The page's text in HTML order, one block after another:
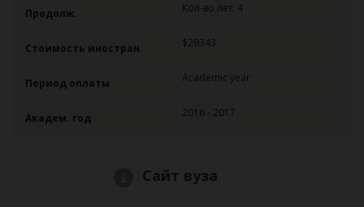
Продолж. Кол-во лет: 4
Стоимость иностран. $29343
Период оплаты Academic year
Академ. год 2016 - 2017
Сайт вуза